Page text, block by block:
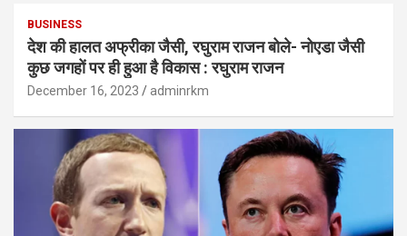
BUSINESS
देश की हालत अफ्रीका जैसी, रघुराम राजन बोले- नोएडा जैसी
कुछ जगहों पर ही हुआ है विकास : रघुराम राजन
December 16, 2023 adminrkm